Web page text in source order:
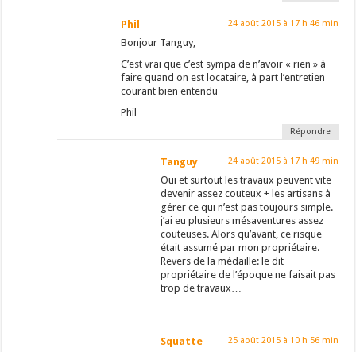
Phil 24 août 2015 à 17 h 46 min
Bonjour Tanguy,
C’est vrai que c’est sympa de n’avoir « rien » à
faire quand on est locataire, à part l’entretien
courant bien entendu
Phil
Répondre
Tanguy 24 août 2015 à 17 h 49 min
Oui et surtout les travaux peuvent vite
devenir assez couteux + les artisans à
gérer ce qui n’est pas toujours simple.
j’ai eu plusieurs mésaventures assez
couteuses. Alors qu’avant, ce risque
était assumé par mon propriétaire.
Revers de la médaille: le dit
propriétaire de l’époque ne faisait pas
trop de travaux…
Squatte 25 août 2015 à 10 h 56 min